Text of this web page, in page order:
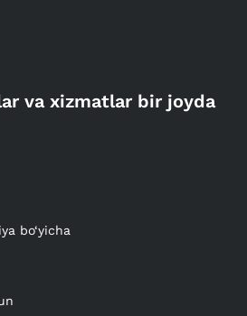
va xizmatlar bir joyda
bo‘yicha